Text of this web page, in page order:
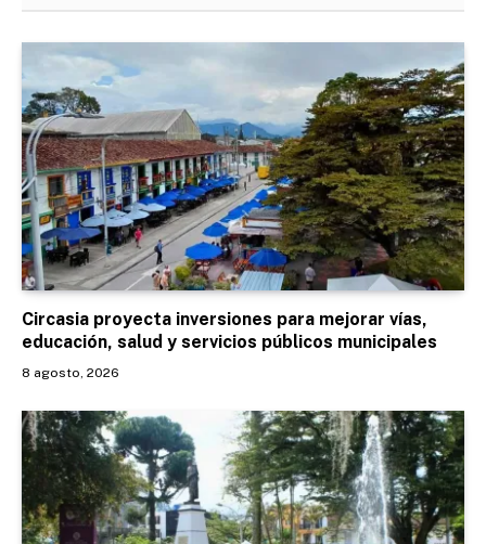
Circasia proyecta inversiones para mejorar vías,
educación, salud y servicios públicos municipales
8 agosto, 2026